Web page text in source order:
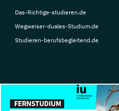
Das-Richtige-studieren.de
Wegweiser-duales-Studium.de
Studieren-berufsbegleitend.de
© Copyright 2026, TarGroup Media GmbH